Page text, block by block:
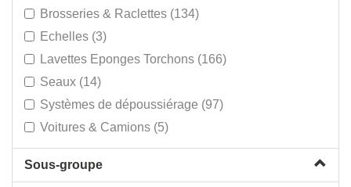
Tapis d'entrée (14)
Brosseries & Raclettes (134)
Echelles (3)
Lavettes Eponges Torchons (166)
Seaux (14)
Systèmes de dépoussiérage (97)
Voitures & Camions (5)
Sous-groupe